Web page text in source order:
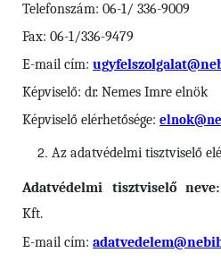
Telefonszám: 06-1/ 336-9009
Fax: 06-1/336-9479
E-mail cím:
Képviselő: dr. Nemes Imre elnök
Képviselő elérhetősége:
Az adatvédelmi tisztviselő
Adatvédelmi tisztviselő neve:
Kft.
E-mail cím: